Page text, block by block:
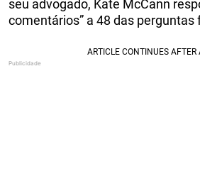
seu advogado, Kate McCann
comentários” a 48 das perguntas